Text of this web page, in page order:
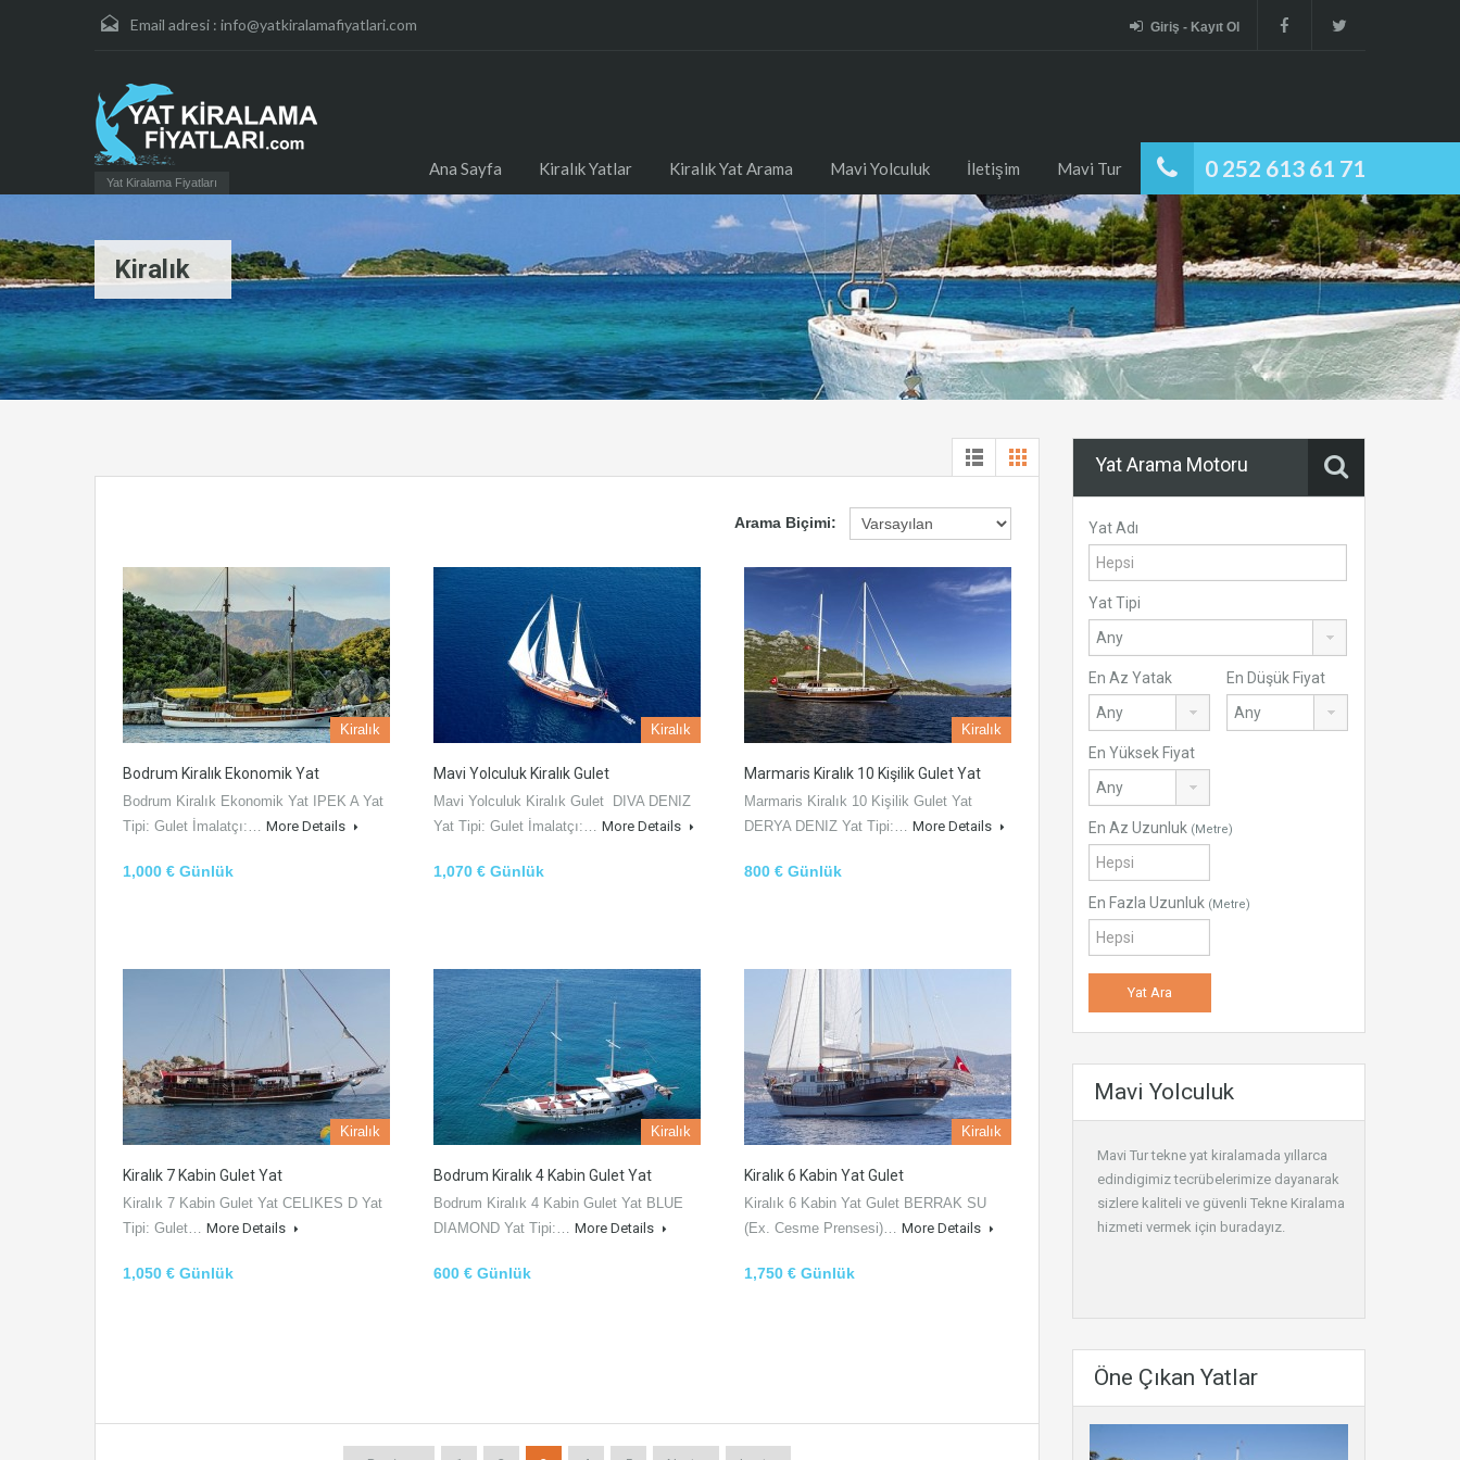
Email adresi : info@yatkiralamafiyatlari.com Giriş - Kayıt Ol
Yat Kiralama Fiyatları
0 252 613 61 71
Ana Sayfa Kiralık Yatlar Kiralık Yat Arama Mavi Yolculuk İletişim Mavi Tur
Kiralık
Arama Biçimi:
Kiralık
Bodrum Kiralık Ekonomik Yat
Bodrum Kiralık Ekonomik Yat IPEK A Yat
Tipi: Gulet İmalatçı:… More Details
1,000 € Günlük
Kiralık
Mavi Yolculuk Kiralık Gulet
Mavi Yolculuk Kiralık Gulet DIVA DENIZ
Yat Tipi: Gulet İmalatçı:… More Details
1,070 € Günlük
Kiralık
Marmaris Kiralık 10 Kişilik Gulet Yat
Marmaris Kiralık 10 Kişilik Gulet Yat
DERYA DENIZ Yat Tipi:… More Details
800 € Günlük
Kiralık
Kiralık 7 Kabin Gulet Yat
Kiralık 7 Kabin Gulet Yat CELIKES D Yat
Tipi: Gulet… More Details
1,050 € Günlük
Kiralık
Bodrum Kiralık 4 Kabin Gulet Yat
Bodrum Kiralık 4 Kabin Gulet Yat BLUE
DIAMOND Yat Tipi:… More Details
600 € Günlük
Kiralık
Kiralık 6 Kabin Yat Gulet
Kiralık 6 Kabin Yat Gulet BERRAK SU
(Ex. Cesme Prensesi)… More Details
1,750 € Günlük
Yat Arama Motoru
Yat Adı
Yat Tipi
En Az Yatak En Düşük Fiyat
En Yüksek Fiyat
En Az Uzunluk (Metre)
En Fazla Uzunluk (Metre)
Mavi Yolculuk
Mavi Tur tekne yat kiralamada yıllarca
edindigimiz tecrübelerimize dayanarak
sizlere kaliteli ve güvenli Tekne Kiralama
hizmeti vermek için buradayız.
Öne Çıkan Yatlar